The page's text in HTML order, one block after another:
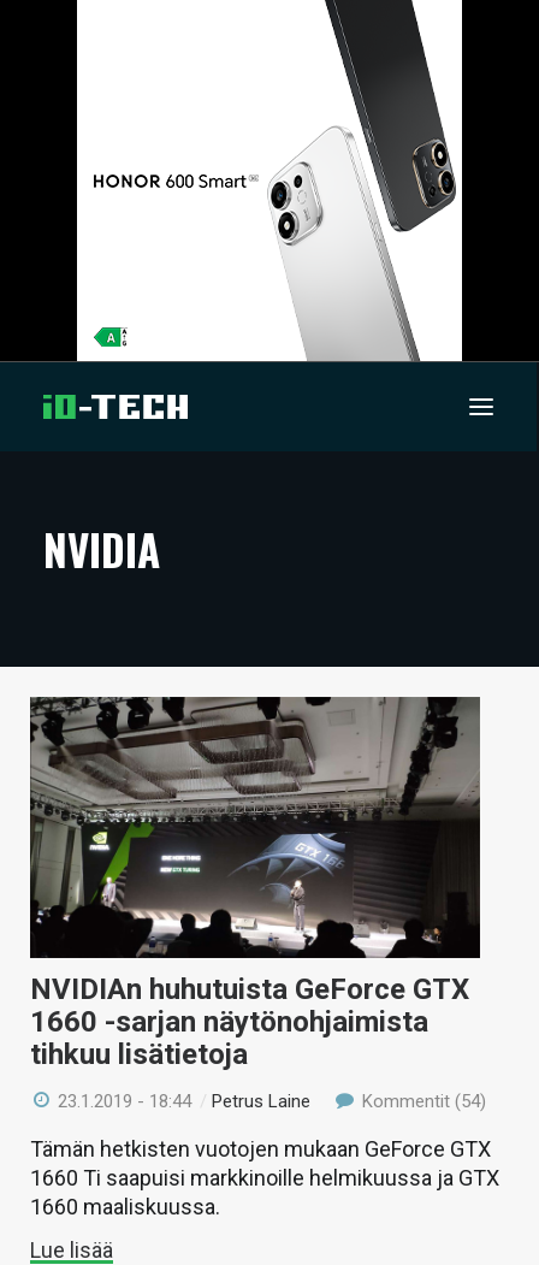
ARTIKKELIT
TECHBBS
TIETOA
HINTA.FI
KAUPPA
VAIHDA TEEMA
HAKU
NVIDIA
NVIDIAn huhutuista GeForce GTX
1660 -sarjan näytönohjaimista
tihkuu lisätietoja
23.1.2019 - 18:44 / Petrus Laine Kommentit (54)
Tämän hetkisten vuotojen mukaan GeForce GTX
1660 Ti saapuisi markkinoille helmikuussa ja GTX
1660 maaliskuussa.
Lue lisää